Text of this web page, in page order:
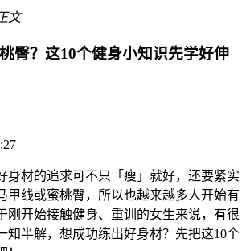
文
臀？这10个健身小知识先学好伸
材的追求可不只「瘦」就好，还要紧实
甲线或蜜桃臀，所以也越来越多人开始有
刚开始接触健身、重训的女生来说，有很
知半解，想成功练出好身材？先把这10个